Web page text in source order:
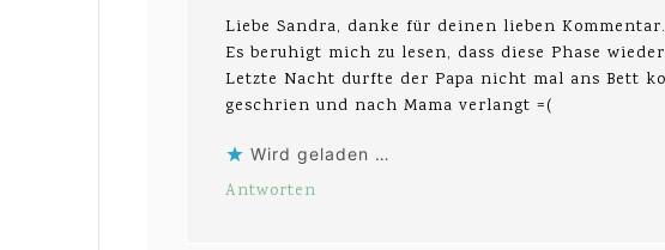
Liebe Sandra, danke für deinen lieben Kommentar.
Es beruhigt mich zu lesen, dass diese Phase
Letzte Nacht durfte der Papa nicht mal ans Bett
geschrien und nach Mama verlangt =(
Wird geladen …
Antworten